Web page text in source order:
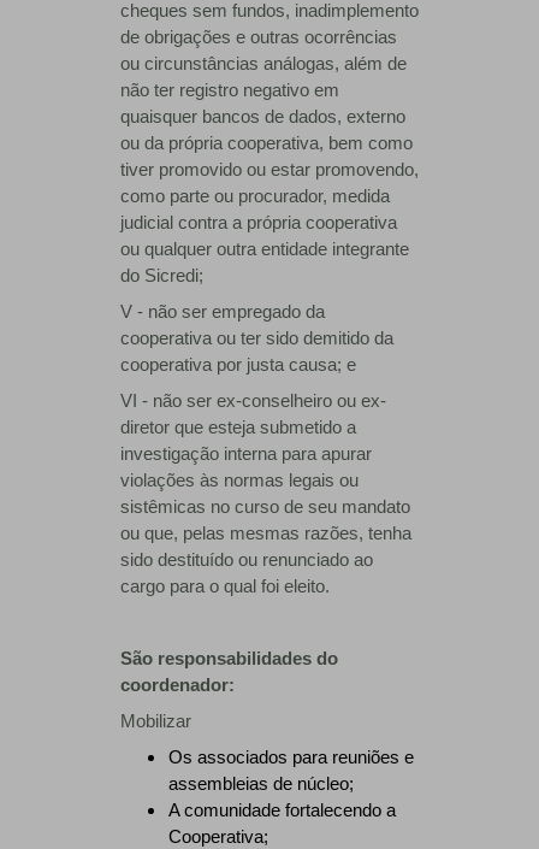
cheques sem fundos, inadimplemento
de obrigações e outras ocorrências
ou circunstâncias análogas, além de
não ter registro negativo em
quaisquer bancos de dados, externo
ou da própria cooperativa, bem como
tiver promovido ou estar promovendo,
como parte ou procurador, medida
judicial contra a própria cooperativa
ou qualquer outra entidade integrante
do Sicredi;
V - não ser empregado da
cooperativa ou ter sido demitido da
cooperativa por justa causa; e
VI - não ser ex-conselheiro ou ex-
diretor que esteja submetido a
investigação interna para apurar
violações às normas legais ou
sistêmicas no curso de seu mandato
ou que, pelas mesmas razões, tenha
sido destituído ou renunciado ao
cargo para o qual foi eleito.
São responsabilidades do
coordenador:
Mobilizar
Os associados para reuniões e
assembleias de núcleo;
A comunidade fortalecendo a
Cooperativa;